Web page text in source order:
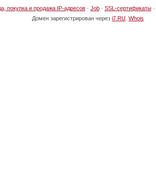
покупка и продажа IP-адресов· Job· SSL-сертификаты·
Домен зарегистрирован через i7.RU Whois